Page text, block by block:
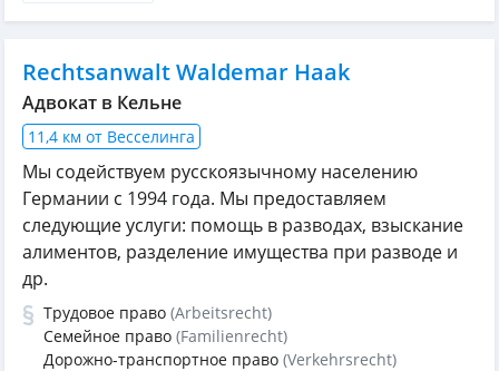
Rechtsanwalt Waldemar Haak
Адвокат в Кельне
11,4 км от Весселинга
Мы содействуем русскоязычному населению
Германии с 1994 года. Мы предоставляем
следующие услуги: помощь в разводах, взыскание
алиментов, разделение имущества при разводе и
др.
Трудовое право (Arbeitsrecht)
Семейное право (Familienrecht)
Дорожно-транспортное право (Verkehrsrecht)